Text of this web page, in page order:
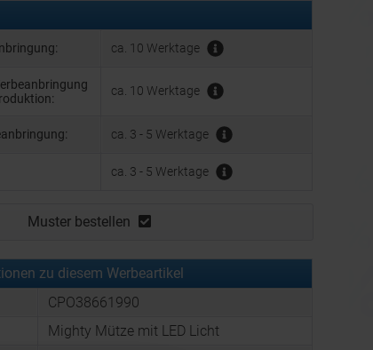
ca. 10 Werktage
ca. 10 Werktage
ca. 3 - 5 Werktage
ca. 3 - 5 Werktage
Muster bestellen
zu diesem Werbeartikel
CPO38661990
Mighty Mütze mit LED Licht